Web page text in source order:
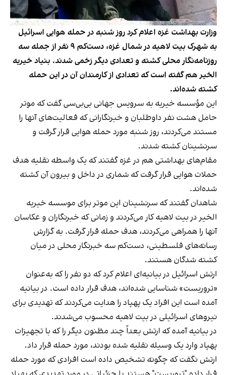
وزارت بهداشت غزه اعلام کرد روز شنبه در حمله هوایی اسرائیل
به شهرک بیت لاهیه در شمال غزه، دست‌کم ۹ نفر از جمله سه
روزنامه‌نگار محلی کشته و تعدادی دیگر زخمی شدند. بنیاد خیریه
الخیر هم گفته است که تعدادی از کارمندان آن در این حمله
کشته شده‌اند.
این مؤسسه خیریه به سرویس جهانی ‌بی‌بی‌سی گفت که موتر
حامل هشت نفر داوطلبان و خبرنگارانی که فعالیت‌های آنها را
مستند می‌کردند، روز شنبه مورد حمله هوایی قرار گرفت و
سرنشینان کشته شدند.
مقام‌های بهداشتی هم در غزه گفتند که یک واسطه نقلیه هدف
حملات هوایی قرار گرفت که شماری در داخل و بیرون آن کشته
شده‌اند.
شاهدان گفتند که سرنشینان این موتر برای موسسه خیریه
الخیر در بیت لاهیه کار می‌کردند و زمانی که خبرنگاران و عکاسان
آنها را همراهی می‌کردند، هدف حمله قرار گرفت. به گزارش
رسانه‌های فلسطینی، دست‌کم سه خبرنگار محلی در میان
کشته شدگان هستند.
ارتش اسرائیل در بیانیه‌ای اعلام کرد که دو نفر را که به‌عنوان
«تروریست» شناسایی شده‌اند، هدف قرار داده‌ است. در بیانیه
آمده است این افراد یک پهپاد را هدایت می‌کردند که تهدیدی برای
نیروهای اسرائیلی در بیت لاهیه محسوب می‌شدند.
در بیانیه آمده که ارتش بعداً چند مظنون دیگر را که با تجهیزات
پهپاد وارد یک وسیله نقلیه شده بودند، مورد حمله قرار داد.
ارتش نگفت که چگونه تشخیص داده است افرادی که مورد حمله